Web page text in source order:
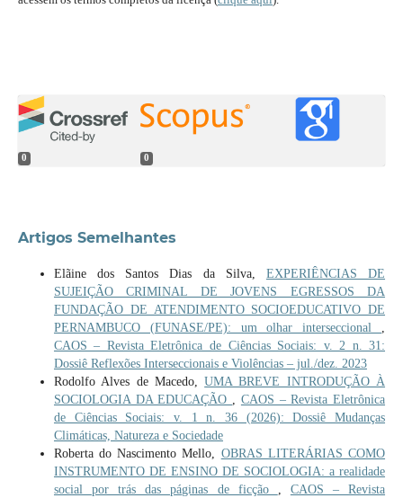
0 0
Artigos Semelhantes
Elãine dos Santos Dias da Silva, EXPERIÊNCIAS DE
SUJEIÇÃO CRIMINAL DE JOVENS EGRESSOS DA
FUNDAÇÃO DE ATENDIMENTO SOCIOEDUCATIVO DE
PERNAMBUCO (FUNASE/PE): um olhar interseccional ,
CAOS – Revista Eletrônica de Ciências Sociais: v. 2 n. 31:
Dossiê Reflexões Interseccionais e Violências – jul./dez. 2023
Rodolfo Alves de Macedo,UMA BREVE INTRODUÇÃO À
SOCIOLOGIA DA EDUCAÇÃO , CAOS – Revista Eletrônica
de Ciências Sociais: v. 1 n. 36 (2026): Dossiê Mudanças
Climáticas, Natureza e Sociedade
Roberta do Nascimento Mello, OBRAS LITERÁRIAS COMO
INSTRUMENTO DE ENSINO DE SOCIOLOGIA: a realidade
social por trás das páginas de ficção , CAOS – Revista